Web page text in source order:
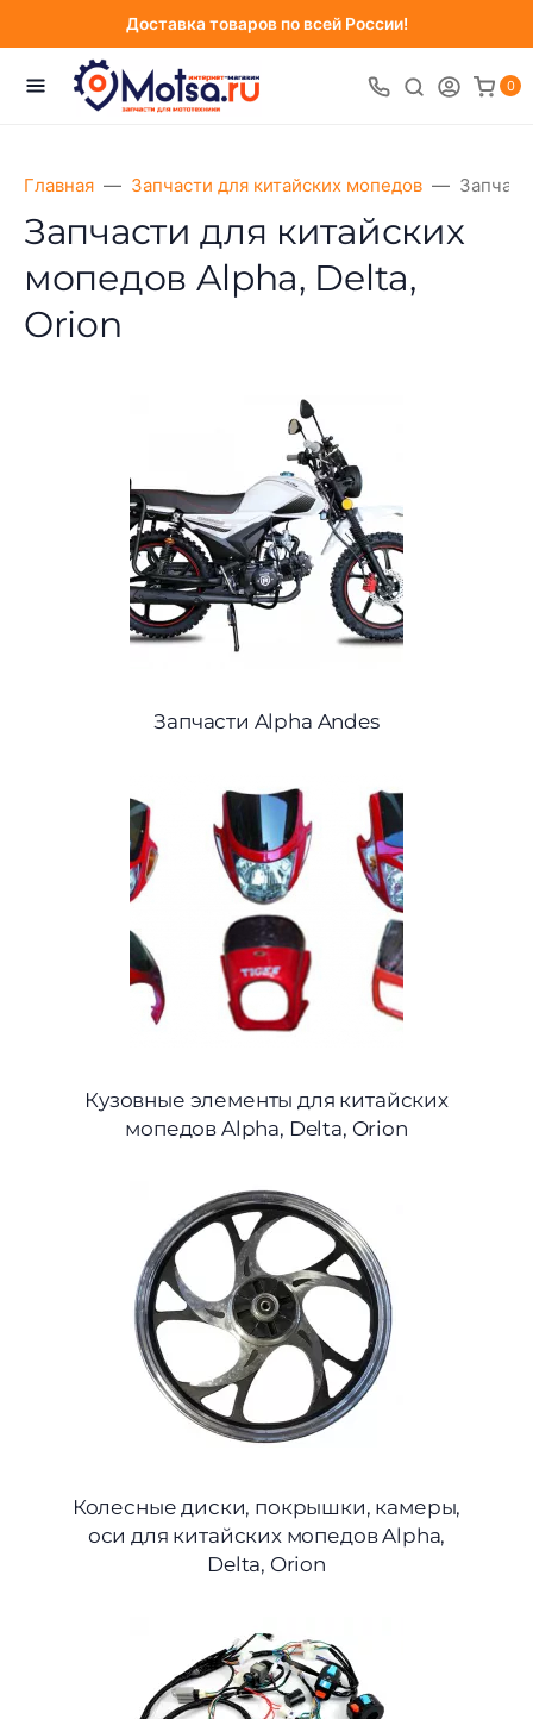
Доставка товаров по всей России!
0
Главная Запчасти для китайских мопедов
Запчасти для китайских
мопедов Alpha, Delta,
Orion
Запчасти Alpha Andes
Кузовные элементы для китайских
мопедов Alpha, Delta, Orion
Колесные диски, покрышки, камеры,
оси для китайских мопедов Alpha,
Delta, Orion